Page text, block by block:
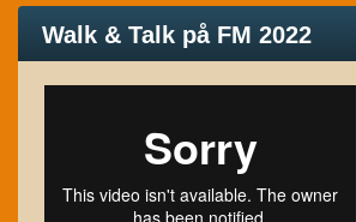
Walk & Talk på FM 2022